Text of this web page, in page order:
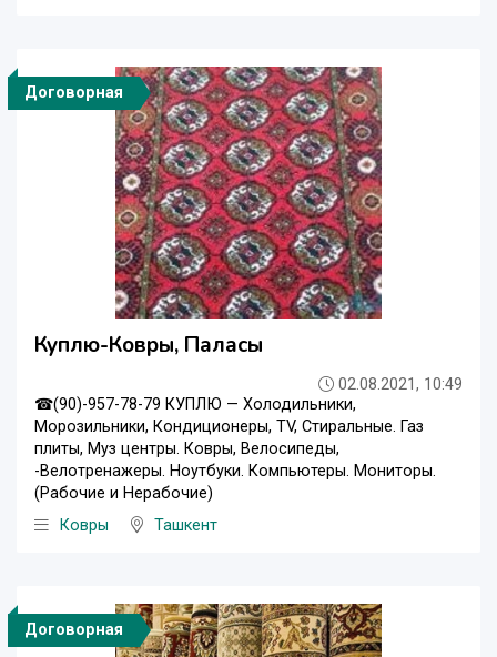
Договорная
Куплю-Ковры, Паласы
02.08.2021, 10:49
☎(90)-957-78-79 КУПЛЮ — Холодильники,
Морозильники, Кондиционеры, ТV, Стиральные. Газ
плиты, Муз центры. Ковры, Велосипеды,
-Велотренажеры. Ноутбуки. Компьютеры. Мониторы.
(Рабочие и Нерабочие)
Ковры
Ташкент
Договорная